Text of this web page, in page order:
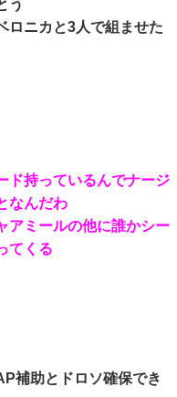
う
ロニカと3人で組ませた
ド持っているんでナージ
なんだわ
アミールの他に誰かシー
てくる
補助とドロソ確保でき